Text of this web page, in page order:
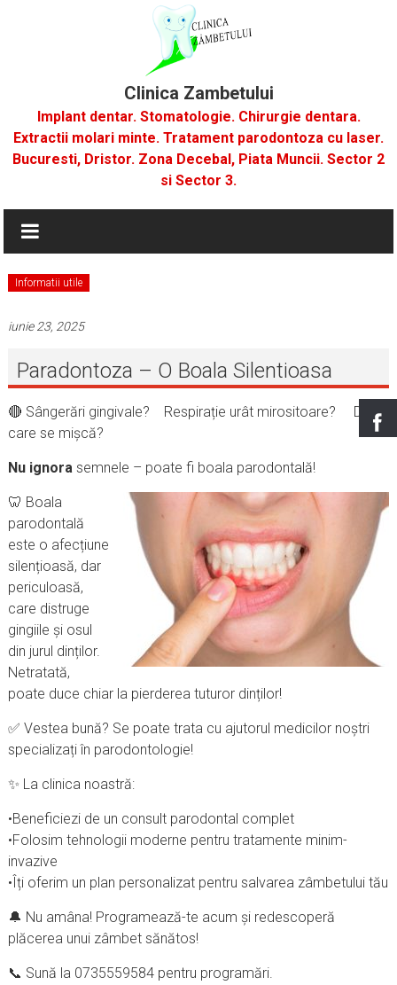
Clinica Zambetului
Implant dentar. Stomatologie. Chirurgie dentara.
Extractii molari minte. Tratament parodontoza cu laser.
Bucuresti, Dristor. Zona Decebal, Piata Muncii. Sector 2
si Sector 3.
Informatii utile
iunie 23, 2025
Paradontoza – O Boala Silentioasa
🔴 Sângerări gingivale? Respirație urât mirositoare? Dinți
care se mișcă?
Nu ignorasemnele – poate fi boala parodontală!
🦷 Boala
parodontală
este o afecțiune
silențioasă, dar
periculoasă,
care distruge
gingiile și osul
din jurul dinților.
Netratată,
poate duce chiar la pierderea tuturor dinților!
✅ Vestea bună? Se poate trata cu ajutorul medicilor noștri
specializați în parodontologie!
✨ La clinica noastră:
•Beneficiezi de un consult parodontal complet
•Folosim tehnologii moderne pentru tratamente minim-
invazive
•Îți oferim un plan personalizat pentru salvarea zâmbetului tău
🔔 Nu amâna! Programează-te acum și redescoperă
plăcerea unui zâmbet sănătos!
📞 Sună la 0735559584 pentru programări.